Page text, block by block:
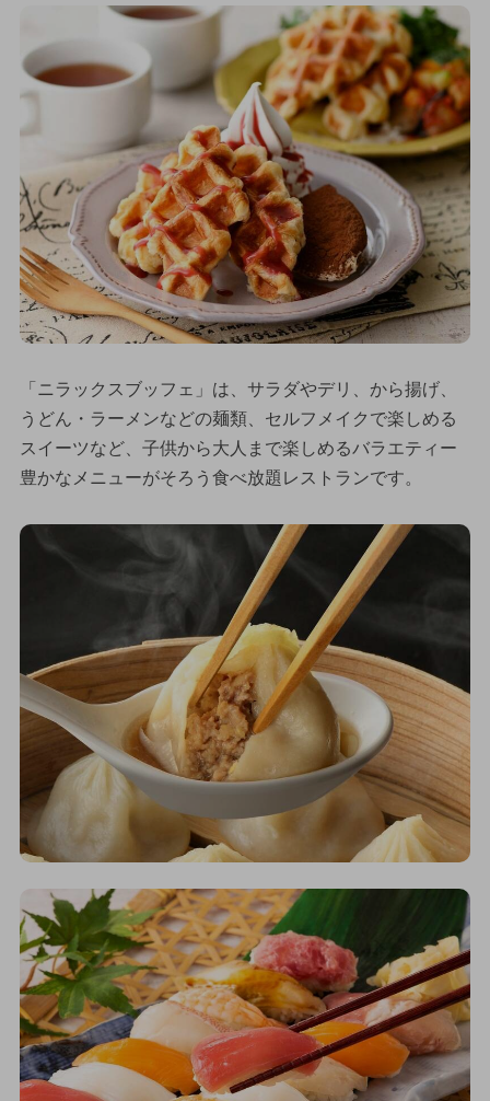
「ニラックスブッフェ」は、サラダやデリ、から揚げ、
うどん・ラーメンなどの麺類、セルフメイクで楽しめる
スイーツなど、子供から大人まで楽しめるバラエティー
豊かなメニューがそろう食べ放題レストランです。